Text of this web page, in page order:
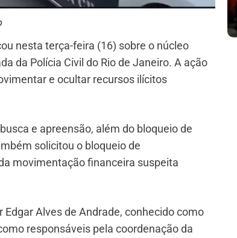
nesta terça-feira (16) sobre o núcleo
da Polícia Civil do Rio de Janeiro. A ação
e ocultar recursos ilícitos
e apreensão, além do bloqueio de
solicitou o bloqueio de
movimentação financeira suspeita
Alves de Andrade, conhecido como
responsáveis pela coordenação da